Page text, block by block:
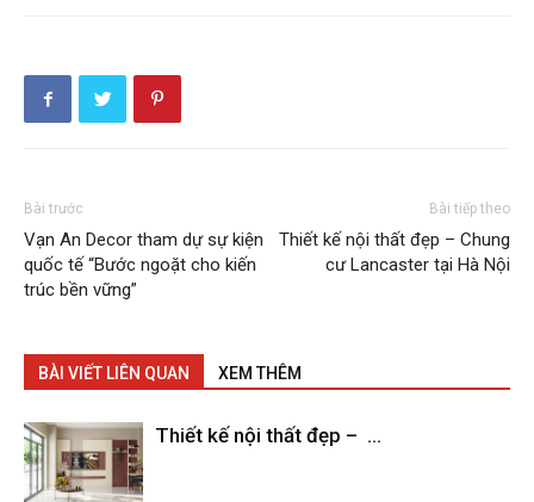
Bài trước
Vạn An Decor tham dự sự kiện
quốc tế “Bước ngoặt cho kiến
trúc bền vững”
Bài tiếp theo
Thiết kế nội thất đẹp – Chung
cư Lancaster tại Hà Nội
BÀI VIẾT LIÊN QUAN XEM THÊM
Thiết kế nội thất đẹp – ...